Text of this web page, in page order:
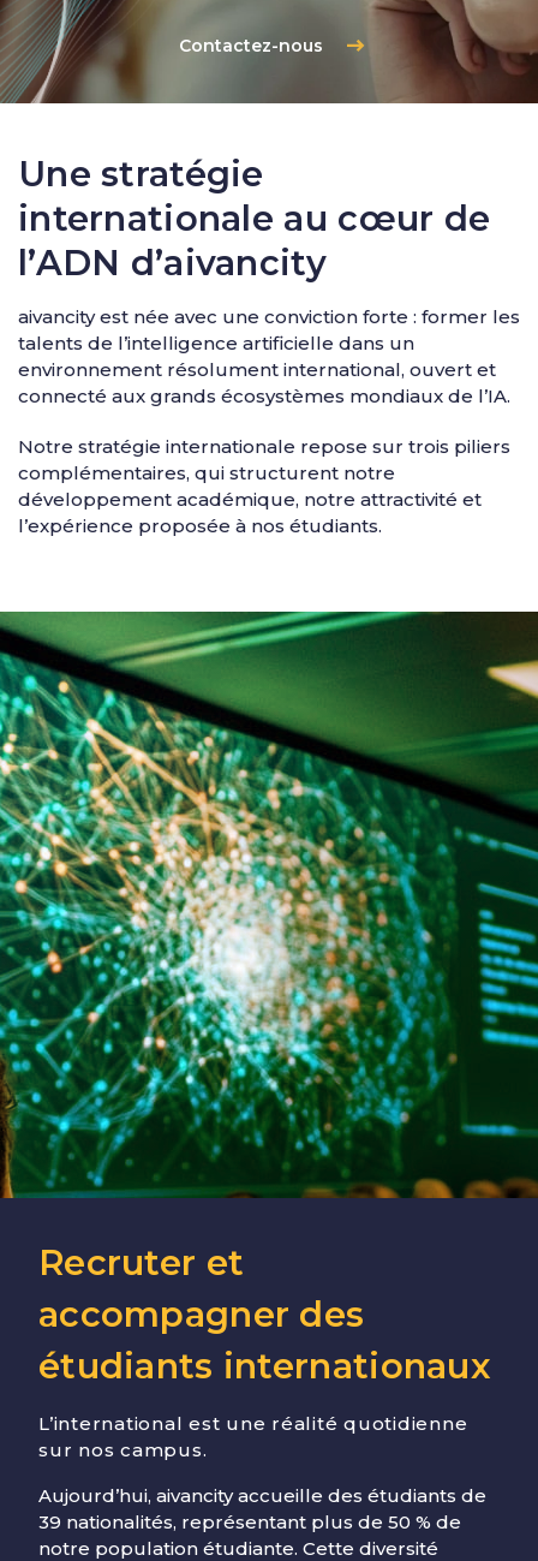
Contactez-nous
Une stratégie
internationale au cœur de
l’ADN d’aivancity
aivancity est née avec une conviction forte : former les
talents de l’intelligence artificielle dans un
environnement résolument international, ouvert et
connecté aux grands écosystèmes mondiaux de l’IA.
Notre stratégie internationale repose sur trois piliers
complémentaires, qui structurent notre
développement académique, notre attractivité et
l’expérience proposée à nos étudiants.
Recruter et
accompagner des
étudiants internationaux
L’international est une réalité quotidienne
sur nos campus.
Aujourd’hui, aivancity accueille des étudiants de
39 nationalités, représentant plus de 50 % de
notre population étudiante. Cette diversité